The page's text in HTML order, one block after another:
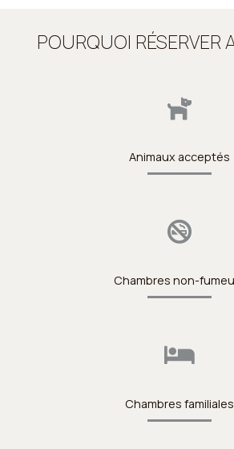
POURQUOI RÉSERVER
Animaux acceptés
Chambres non-
Chambres familiales